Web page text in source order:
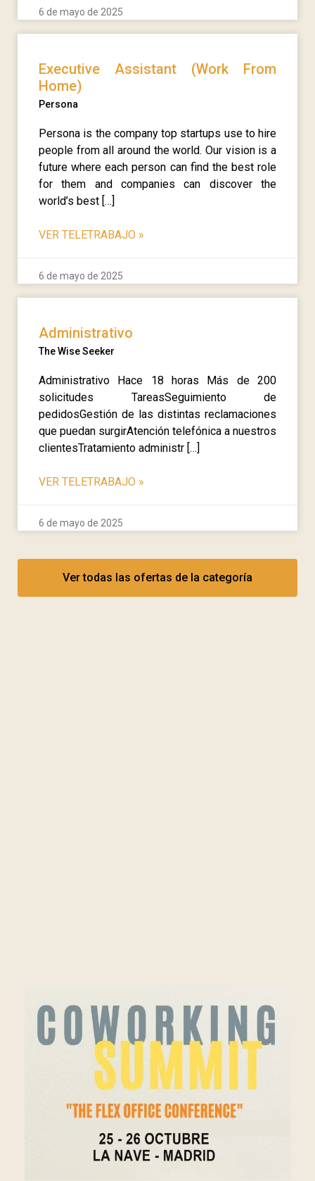
6 de mayo de 2025
Executive Assistant (Work From
Home)
Persona
Persona is the company top startups use to hire
people from all around the world. Our vision is a
future where each person can find the best role
for them and companies can discover the
world’s best […]
VER TELETRABAJO »
6 de mayo de 2025
Administrativo
The Wise Seeker
Administrativo Hace 18 horas Más de 200
solicitudes TareasSeguimiento de
pedidosGestión de las distintas reclamaciones
que puedan surgirAtención telefónica a nuestros
clientesTratamiento administr […]
VER TELETRABAJO »
6 de mayo de 2025
Ver todas las ofertas de la categoría